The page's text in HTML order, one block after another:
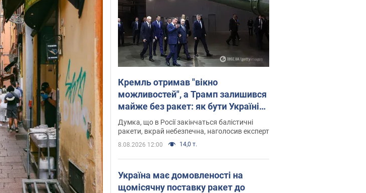
Кремль отримав "вікно
можливостей", а Трамп залишився
майже без ракет: як бути Україні?
Інтерв’ю з Мельником
Думка, що в Росії закінчаться балістичні
ракети, вкрай небезпечна, наголосив експерт
8.08.2026 12:00 14,0 т.
Україна має домовленості на
щомісячну поставку ракет до